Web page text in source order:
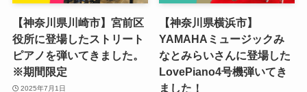
【神奈川県川崎市】宮前区
役所に登場したストリート
ピアノを弾いてきました。
※期間限定
2025年7月1日
【神奈川県横浜市】
YAMAHAミュージックみ
なとみらいさんに登場した
LovePiano4号機弾いてき
ました！